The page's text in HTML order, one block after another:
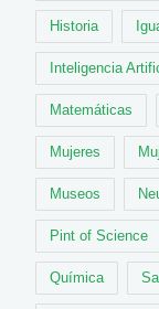
Historia
Inteligencia
Matemáticas
Mujeres
Museos
Pint of Science
Química